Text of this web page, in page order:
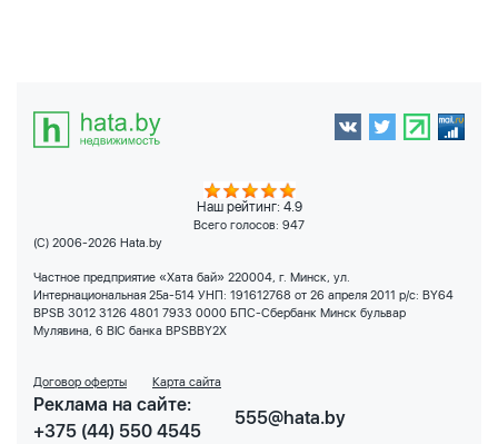
Наш рейтинг: 4.9
Всего голосов: 947
(C) 2006-2026 Hata.by
Частное предприятие «Хата бай» 220004, г. Минск, ул.
Интернациональная 25а-514 УНП: 191612768 от 26 апреля 2011 р/с: BY64
BPSB 3012 3126 4801 7933 0000 БПС-Сбербанк Минск бульвар
Мулявина, 6 BIC банка BPSBBY2X
Договор оферты Карта сайта
Реклама на сайте:
+375 (44) 550 4545
555@hata.by